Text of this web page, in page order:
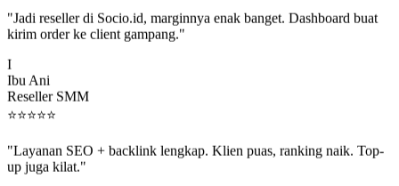
kirim order ke client gampang."
Ibu Ani
Reseller SMM
⭐⭐⭐⭐⭐
up juga kilat."